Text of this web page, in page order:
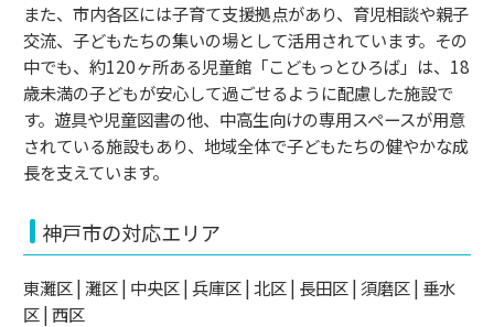
また、市内各区には子育て支援拠点があり、育児相談や親子
交流、子どもたちの集いの場として活用されています。その
中でも、約120ヶ所ある児童館「こどもっとひろば」は、18
歳未満の子どもが安心して過ごせるように配慮した施設で
す。遊具や児童図書の他、中高生向けの専用スペースが用意
されている施設もあり、地域全体で子どもたちの健やかな成
長を支えています。
神戸市の対応エリア
東灘区 | 灘区 | 中央区 | 兵庫区 | 北区 | 長田区 | 須磨区 | 垂水
区 | 西区